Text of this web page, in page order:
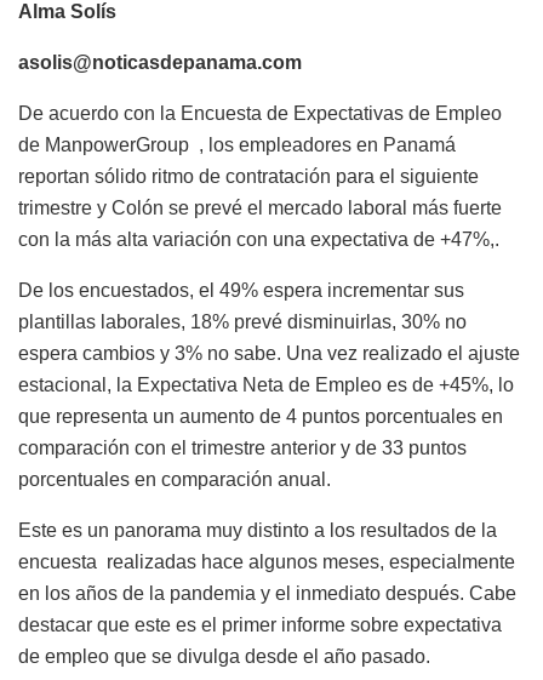
Alma Solís
asolis@noticasdepanama.com
De acuerdo con la Encuesta de Expectativas de Empleo
de ManpowerGroup , los empleadores en Panamá
reportan sólido ritmo de contratación para el siguiente
trimestre y Colón se prevé el mercado laboral más fuerte
con la más alta variación con una expectativa de +47%,.
De los encuestados, el 49% espera incrementar sus
plantillas laborales, 18% prevé disminuirlas, 30% no
espera cambios y 3% no sabe. Una vez realizado el ajuste
estacional, la Expectativa Neta de Empleo es de +45%, lo
que representa un aumento de 4 puntos porcentuales en
comparación con el trimestre anterior y de 33 puntos
porcentuales en comparación anual.
Este es un panorama muy distinto a los resultados de la
encuesta realizadas hace algunos meses, especialmente
en los años de la pandemia y el inmediato después. Cabe
destacar que este es el primer informe sobre expectativa
de empleo que se divulga desde el año pasado.